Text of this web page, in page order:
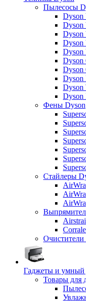
Пылесосы
Dyson
Dyson
Dyson
Dyson
Dyson
Dyson
Dyson
Dyson
Dyson
Dyson
Фены Dyson
Стайлеры
Очистители
Гаджеты и умный
Товары для